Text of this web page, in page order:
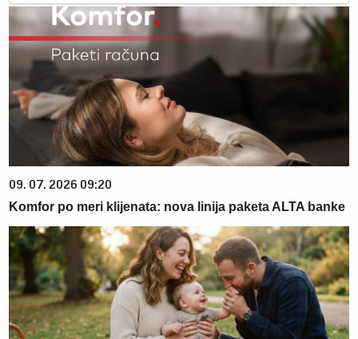
09. 07. 2026 09:20
Komfor po meri klijenata: nova linija paketa ALTA banke